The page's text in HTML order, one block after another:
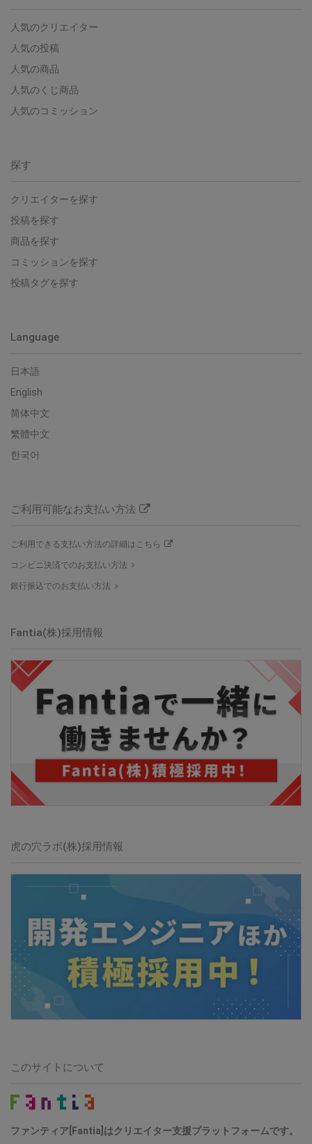
人気のクリエイター
人気の投稿
人気の商品
人気のくじ商品
人気のコミッション
探す
クリエイターを探す
投稿を探す
商品を探す
コミッションを探す
投稿タグを探す
Language
日本語
English
简体中文
繁體中文
한국어
ご利用可能なお支払い方法
ご利用できる支払い方法の詳細はこちら
コンビニ決済でのお支払い方法
銀行振込でのお支払い方法
Fantia(株)採用情報
虎の穴ラボ(株)採用情報
このサイトについて
ファンティア[Fantia]はクリエイター支援プラットフォームです。